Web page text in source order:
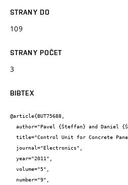
STRANY DO
109
STRANY POČET
3
BIBTEX
@article{BUT75688,